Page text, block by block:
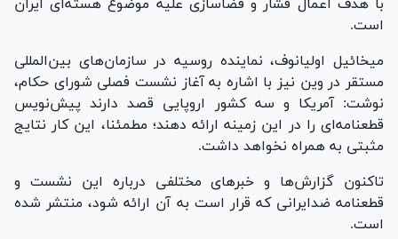
با هدف اعمال فشار و فضاسازی علیه موضوع هسته‌ای ایران
است.
میخائیل اولیانوف، نماینده روسیه در سازمان‌های بین‌المللی
مستقر در وین نیز با اشاره به آغاز نشست فصلی شورای حکام،
نوشت: آمریکا و سه کشور اروپایی قصد دارند پیش‌نویس
قطعنامه‌ای را در این زمینه ارائه دهند؛ مطمئنا، این کار نتایج
مثبتی به همراه نخواهد داشت.
تاکنون گزارش‌ها و خبر‌های مختلفی درباره این نشست و
قطعنامه ضدایرانی که قرار است به آن ارائه شود، منتشر شده
است.